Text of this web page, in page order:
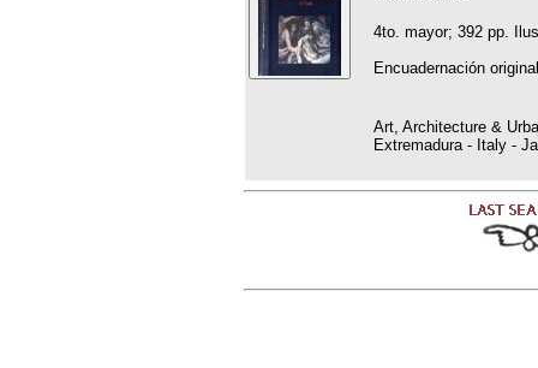
4to. mayor; 392 pp.
Encuadernación
Art, Architecture &
Extremadura - Italy -